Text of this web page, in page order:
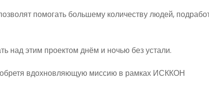
помогать большему количеству людей,
над этим проектом днём и ночью без устали.
вдохновляющую миссию в рамках ИСККОН